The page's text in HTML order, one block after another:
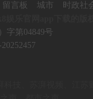
留言板 城市 时政社
字第04849号